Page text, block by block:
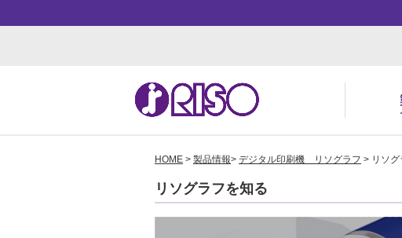
用途・事例紹介 トップ ソリューシ
お役立ち記
サポート トップ よくあるご
ダウンロー
知る・学ぶTOP かんたん会
数字でわか
企業情報TOP ごあいさつ
事業拠点一
HOME > 製品情報> デジタル印刷機 リソグラフ > リソグ
リソグラフを知る